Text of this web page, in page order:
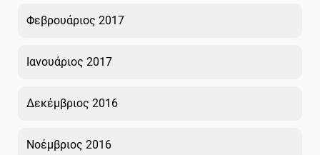
Φεβρουάριος 2017
Ιανουάριος 2017
Δεκέμβριος 2016
Νοέμβριος 2016